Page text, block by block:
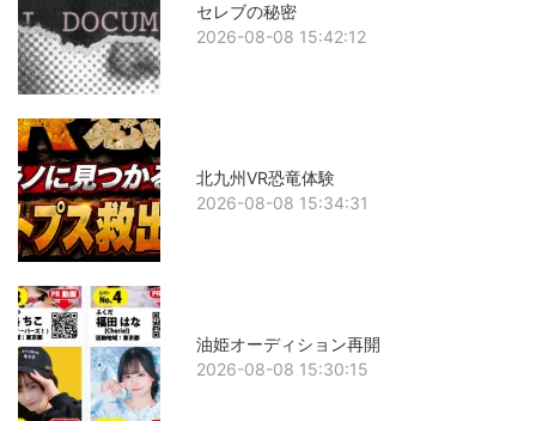
セレブの秘密
2026-08-08 15:42:12
北九州VR恐竜体験
2026-08-08 15:34:31
油姫オーディション再開
2026-08-08 15:30:15